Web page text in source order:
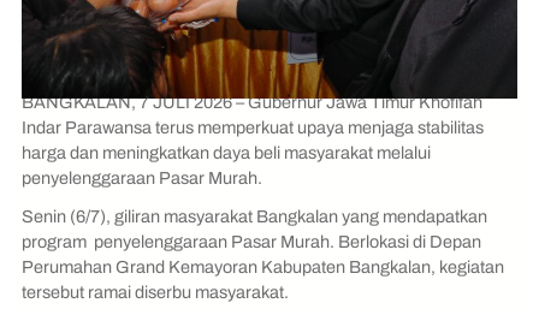
BANGKALAN, 7 JULI 2026 – Gubernur Jawa Timur Khofifah
Indar Parawansa terus memperkuat upaya menjaga stabilitas
harga dan meningkatkan daya beli masyarakat melalui
penyelenggaraan Pasar Murah.
Senin (6/7), giliran masyarakat Bangkalan yang mendapatkan
program penyelenggaraan Pasar Murah. Berlokasi di Depan
Perumahan Grand Kemayoran Kabupaten Bangkalan, kegiatan
tersebut ramai diserbu masyarakat.